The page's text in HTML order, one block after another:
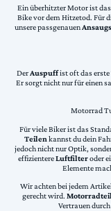
Ein überhitzter Motor ist
Bike vor dem Hitzetod. Für
unsere passgenauen
DerAuspuffist oft das erste
Er sorgt nicht nur für einen
Motorrad
Für viele Biker ist das
Teilen kannst du dein
jedoch nicht nur Optik,
effizientereLuftfilteroder
Elemente
Wir achten bei jedem
gerecht wird.
Vertrauen